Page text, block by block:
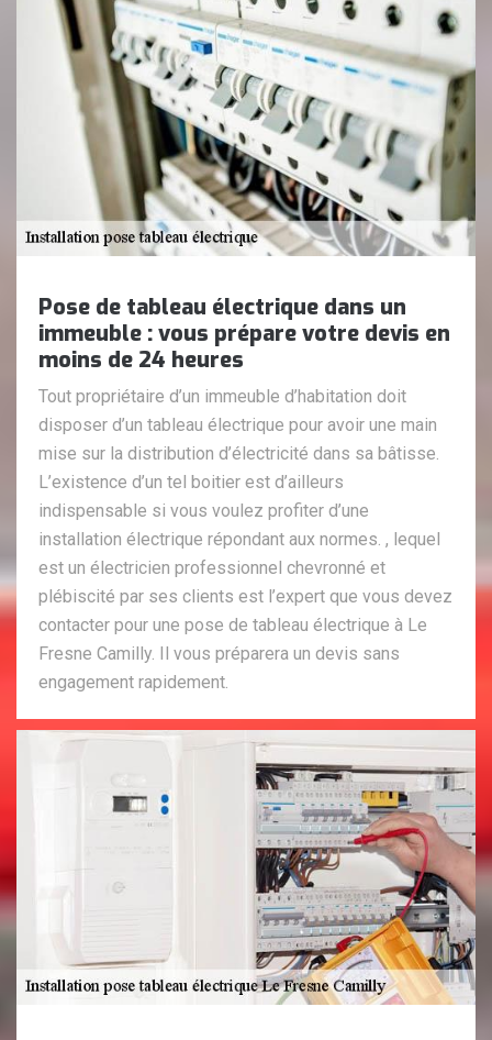
Pose de tableau électrique dans un
immeuble : vous prépare votre devis en
moins de 24 heures
Tout propriétaire d’un immeuble d’habitation doit
disposer d’un tableau électrique pour avoir une main
mise sur la distribution d’électricité dans sa bâtisse.
L’existence d’un tel boitier est d’ailleurs
indispensable si vous voulez profiter d’une
installation électrique répondant aux normes. , lequel
est un électricien professionnel chevronné et
plébiscité par ses clients est l’expert que vous devez
contacter pour une pose de tableau électrique à Le
Fresne Camilly. Il vous préparera un devis sans
engagement rapidement.